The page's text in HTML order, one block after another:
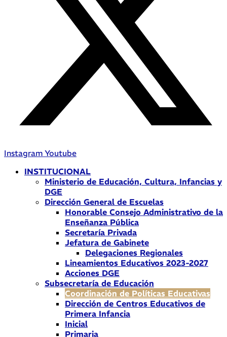
Instagram Youtube
INSTITUCIONAL
Ministerio de Educación, Cultura, Infancias y
DGE
Dirección General de Escuelas
Honorable Consejo Administrativo de la
Enseñanza Pública
Secretaría Privada
Jefatura de Gabinete
Delegaciones Regionales
Lineamientos Educativos 2023-2027
Acciones DGE
Subsecretaría de Educación
Coordinación de Políticas Educativas
Dirección de Centros Educativos de
Primera Infancia
Inicial
Primaria